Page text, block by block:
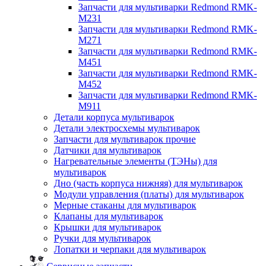
Запчасти для мультиварки Redmond RMK-
M231
Запчасти для мультиварки Redmond RMK-
M271
Запчасти для мультиварки Redmond RMK-
M451
Запчасти для мультиварки Redmond RMK-
M452
Запчасти для мультиварки Redmond RMK-
M911
Детали корпуса мультиварок
Детали электросхемы мультиварок
Запчасти для мультиварок прочие
Датчики для мультиварок
Нагревательные элементы (ТЭНы) для
мультиварок
Дно (часть корпуса нижняя) для мультиварок
Модули управления (платы) для мультиварок
Мерные стаканы для мультиварок
Клапаны для мультиварок
Крышки для мультиварок
Ручки для мультиварок
Лопатки и черпаки для мультиварок